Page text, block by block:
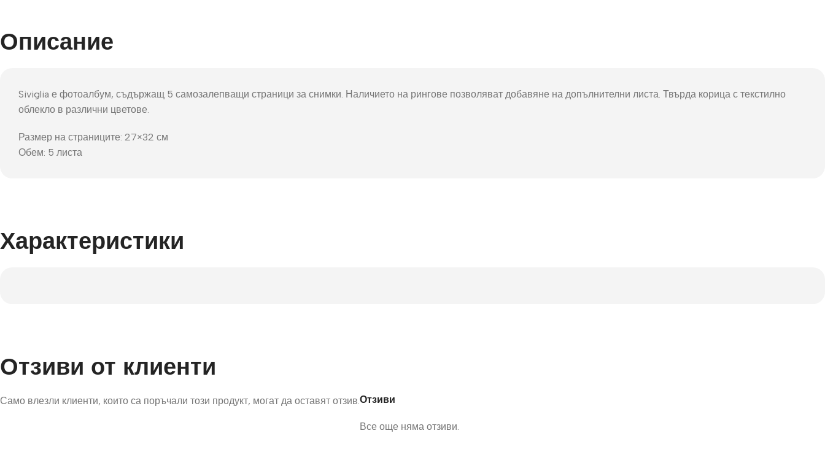
Ключодържатели
Описание
Siviglia е фотоалбум, съдържащ 5 самозалепващи страници за снимки. Наличието на рингове позволяват добавяне на допълнителни листа. Твърда корица с текстилно
облекло в различни цветове.
Размер на страниците: 27×32 см
Обем: 5 листа
Характеристики
Отзиви от клиенти
Отзиви
Все още няма отзиви.
Само влезли клиенти, които са поръчали този продукт, могат да оставят отзив.